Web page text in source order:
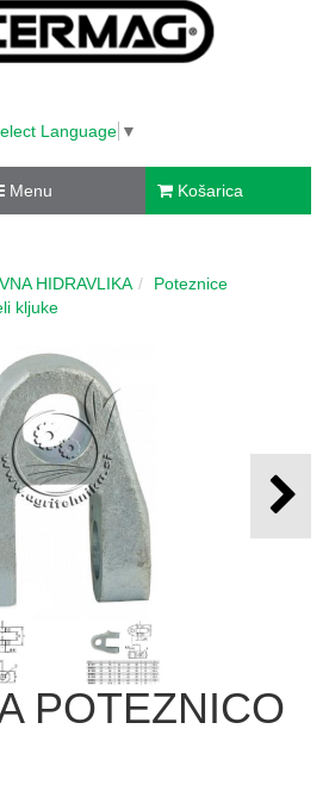
Language ▼
Menu Košarica
HIDRAVLIKA
Poteznice
kljuke
POTEZNICO